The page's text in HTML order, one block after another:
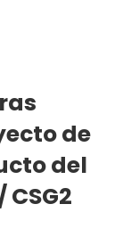
de
del